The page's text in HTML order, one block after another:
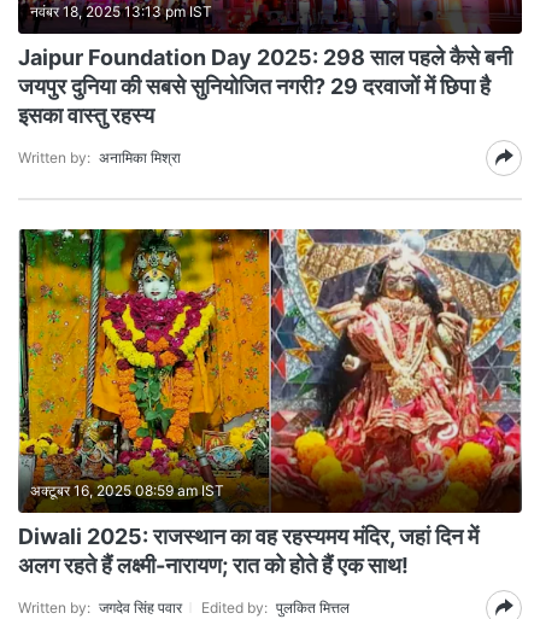
नवंबर 18, 2025 13:13 pm IST
Jaipur Foundation Day 2025: 298 साल पहले कैसे बनी
जयपुर दुनिया की सबसे सुनियोजित नगरी? 29 दरवाजों में छिपा है
इसका वास्तु रहस्य
Written by: अनामिका मिश्रा
अक्टूबर 16, 2025 08:59 am IST
Diwali 2025: राजस्थान का वह रहस्यमय मंदिर, जहां दिन में
अलग रहते हैं लक्ष्मी-नारायण; रात को होते हैं एक साथ!
Written by: जगदेव सिंह पवार Edited by: पुलकित मित्तल